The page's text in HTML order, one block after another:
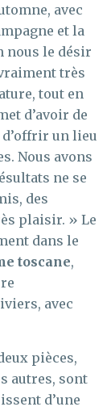
avec
et la
nous le désir
très
tout en
d’avoir de
un lieu
Nous avons
ne se
des
plaisir. » Le
dans le
toscane,
avec
pièces,
autres, sont
d’une